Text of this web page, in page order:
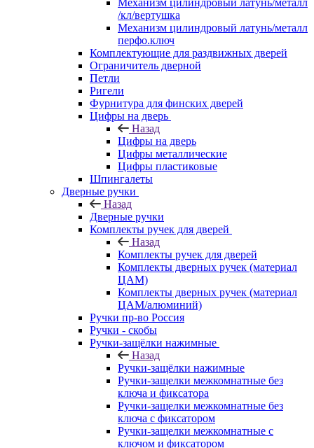
Механизм цилиндровый латунь/металл
/кл/вертушка
Механизм цилиндровый латунь/металл
перфо.ключ
Комплектующие для раздвижных дверей
Ограничитель дверной
Петли
Ригели
Фурнитура для финских дверей
Цифры на дверь
Назад
Цифры на дверь
Цифры металлические
Цифры пластиковые
Шпингалеты
Дверные ручки
Назад
Дверные ручки
Комплекты ручек для дверей
Назад
Комплекты ручек для дверей
Комплекты дверных ручек (материал
ЦАМ)
Комплекты дверных ручек (материал
ЦАМ/алюминий)
Ручки пр-во Россия
Ручки - скобы
Ручки-защёлки нажимные
Назад
Ручки-защёлки нажимные
Ручки-защелки межкомнатные без
ключа и фиксатора
Ручки-защелки межкомнатные без
ключа с фиксатором
Ручки-защелки межкомнатные с
ключом и фиксатором